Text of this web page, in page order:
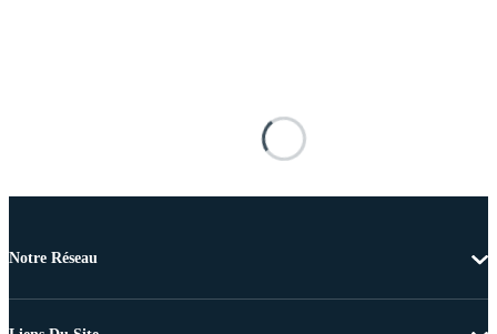
Notre Réseau